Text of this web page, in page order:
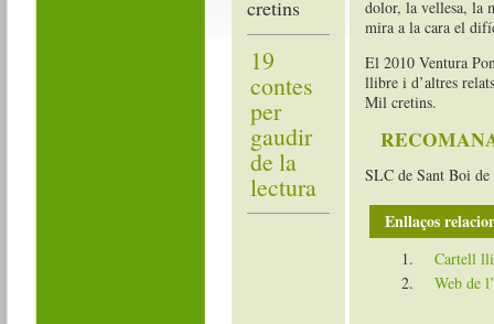
cretins
19
contes
per
gaudir
de la
lectura
dolor, la vellesa, la
mira a la cara el
El 2010 Ventura
llibre i d’altres
Mil cretins.
SLC de Sant Boi
Enllaços
Cartell
Web de